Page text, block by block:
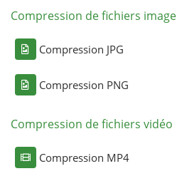
Compression de fichiers image
Compression JPG
Compression PNG
Compression de fichiers vidéo
Compression MP4